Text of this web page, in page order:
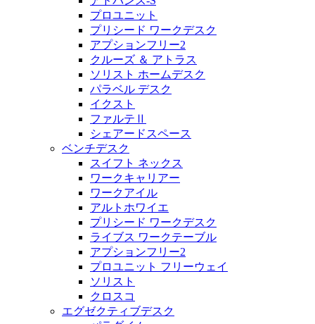
プロユニット
プリシード ワークデスク
アプションフリー2
クルーズ ＆ アトラス
ソリスト ホームデスク
パラベル デスク
イクスト
ファルテⅡ
シェアードスペース
ベンチデスク
スイフト ネックス
ワークキャリアー
ワークアイル
アルトホワイエ
プリシード ワークデスク
ライブス ワークテーブル
アプションフリー2
プロユニット フリーウェイ
ソリスト
クロスコ
エグゼクティブデスク